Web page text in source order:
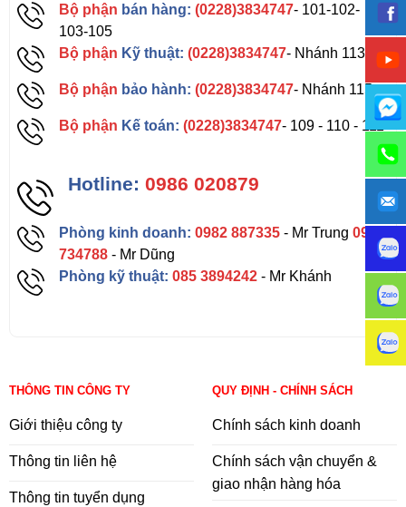
Bộ phận bán hàng: (0228)3834747- 101-102-
103-105
Bộ phận Kỹ thuật: (0228)3834747- Nhánh 113
Bộ phận bảo hành: (0228)3834747- Nhánh 115
Bộ phận Kế toán: (0228)3834747- 109 - 110 - 111
Hotline: 0986 020879
Phòng kinh doanh: 0982 887335 - Mr Trung0962
734788 - Mr Dũng
Phòng kỹ thuật:085 3894242 - Mr Khánh
THÔNG TIN CÔNG TY
Giới thiệu công ty
Thông tin liên hệ
Thông tin tuyển dụng
QUY ĐỊNH - CHÍNH SÁCH
Chính sách kinh doanh
Chính sách vận chuyển &
giao nhận hàng hóa